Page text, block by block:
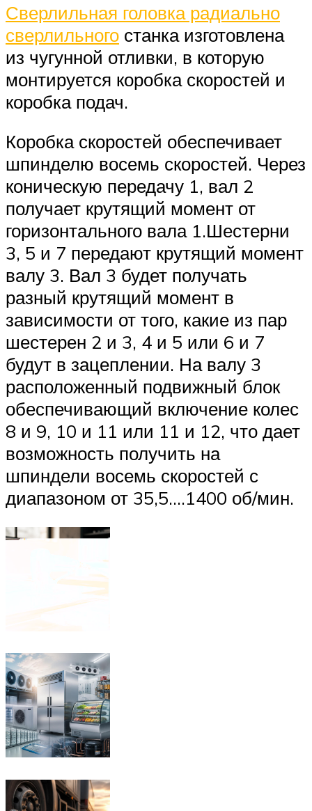
Сверлильная головка радиально
сверлильного станка изготовлена
из чугунной отливки, в которую
монтируется коробка скоростей и
коробка подач.
Коробка скоростей обеспечивает
шпинделю восемь скоростей. Через
коническую передачу 1, вал 2
получает крутящий момент от
горизонтального вала 1.Шестерни
3, 5 и 7 передают крутящий момент
валу 3. Вал 3 будет получать
разный крутящий момент в
зависимости от того, какие из пар
шестерен 2 и 3, 4 и 5 или 6 и 7
будут в зацеплении. На валу 3
расположенный подвижный блок
обеспечивающий включение колес
8 и 9, 10 и 11 или 11 и 12, что дает
возможность получить на
шпиндели восемь скоростей с
диапазоном от 35,5….1400 об/мин.